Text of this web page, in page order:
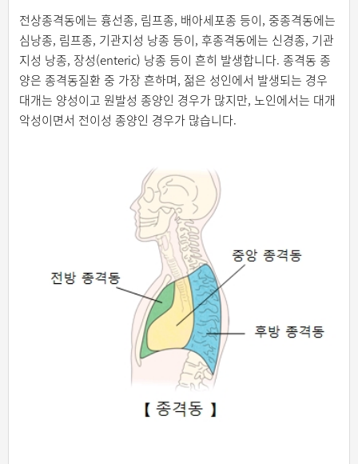
전상종격동에는 흉선종, 림프종, 배아세포종 등이, 중종격동에는
심낭종, 림프종, 기관지성 낭종 등이, 후종격동에는 신경종, 기관
지성 낭종, 장성(enteric) 낭종 등이 흔히 발생합니다. 종격동 종
양은 종격동질환 중 가장 흔하며, 젊은 성인에서 발생되는 경우
대개는 양성이고 원발성 종양인 경우가 많지만, 노인에서는 대개
악성이면서 전이성 종양인 경우가 많습니다.